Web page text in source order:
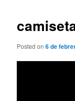
Posted on6 de